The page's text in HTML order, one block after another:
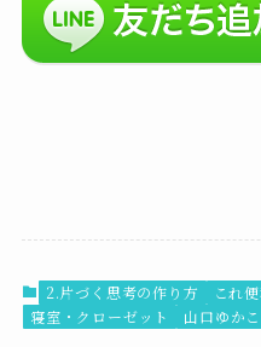
2.片づく思考の作り方 これ便
寝室・クローゼット
山口ゆかこ